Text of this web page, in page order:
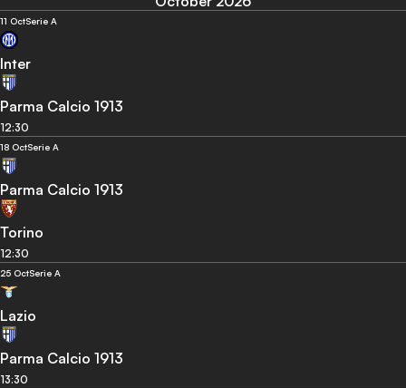
11 OctSerie A
Inter
Parma Calcio 1913
12:30
18 OctSerie A
Parma Calcio 1913
Torino
12:30
25 OctSerie A
Lazio
Parma Calcio 1913
13:30